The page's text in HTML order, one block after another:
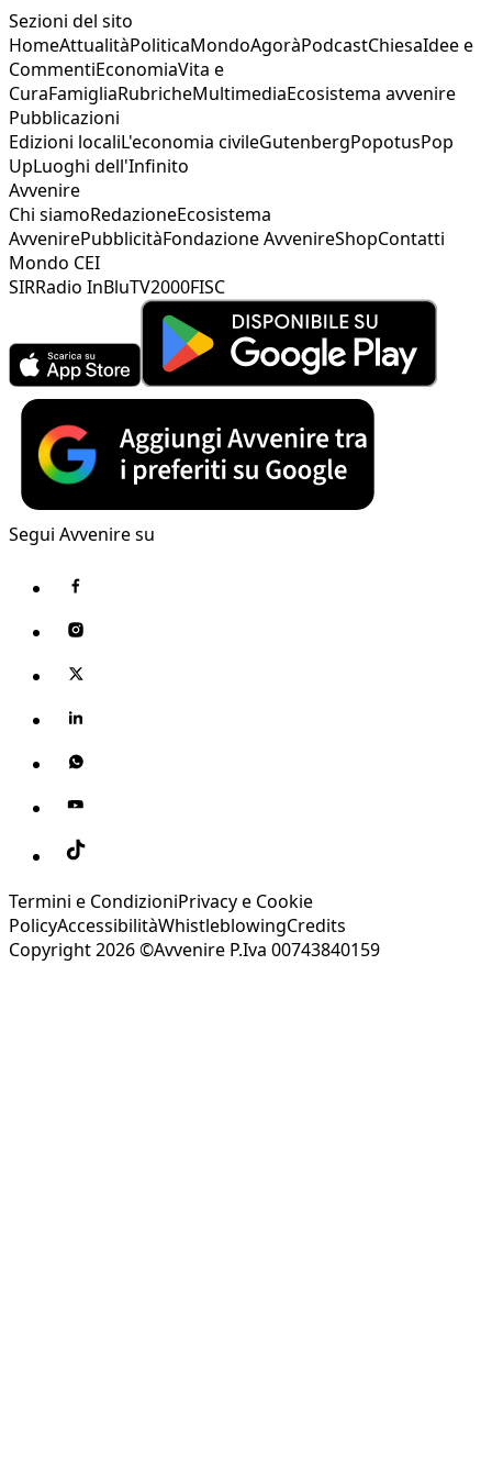
Sezioni del sito
HomeAttualitàPoliticaMondoAgoràPodcastChiesaIdee e
CommentiEconomiaVita e
CuraFamigliaRubricheMultimediaEcosistema avvenire
Pubblicazioni
Edizioni localiL'economia civileGutenbergPopotusPop
UpLuoghi dell'Infinito
Avvenire
Chi siamoRedazioneEcosistema
AvvenirePubblicitàFondazione AvvenireShopContatti
Mondo CEI
SIRRadio InBluTV2000FISC
Segui Avvenire su
Termini e CondizioniPrivacy e Cookie
PolicyAccessibilitàWhistleblowingCredits
Copyright 2026 ©Avvenire P.Iva 00743840159